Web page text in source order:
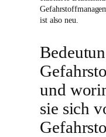
ist also neu.
und
sie sich